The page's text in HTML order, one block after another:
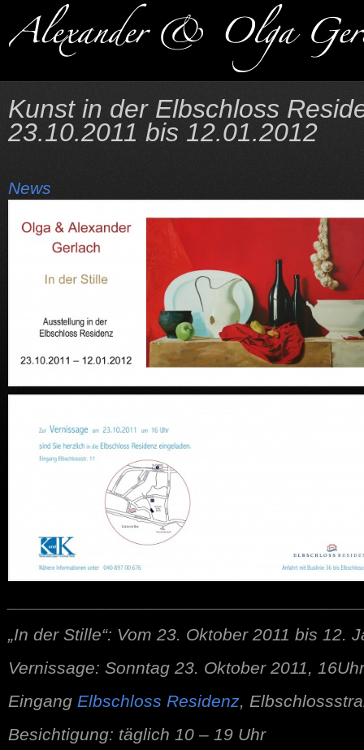
Kunst in der Elbschloss
23.10.2011 bis 12.01.2012
News
„In der Stille“: Vom 23. Oktober 2011 bis 12.
Vernissage: Sonntag 23. Oktober 2011, 16Uhr
Eingang Elbschloss Residenz,
Besichtigung: täglich 10 – 19 Uhr